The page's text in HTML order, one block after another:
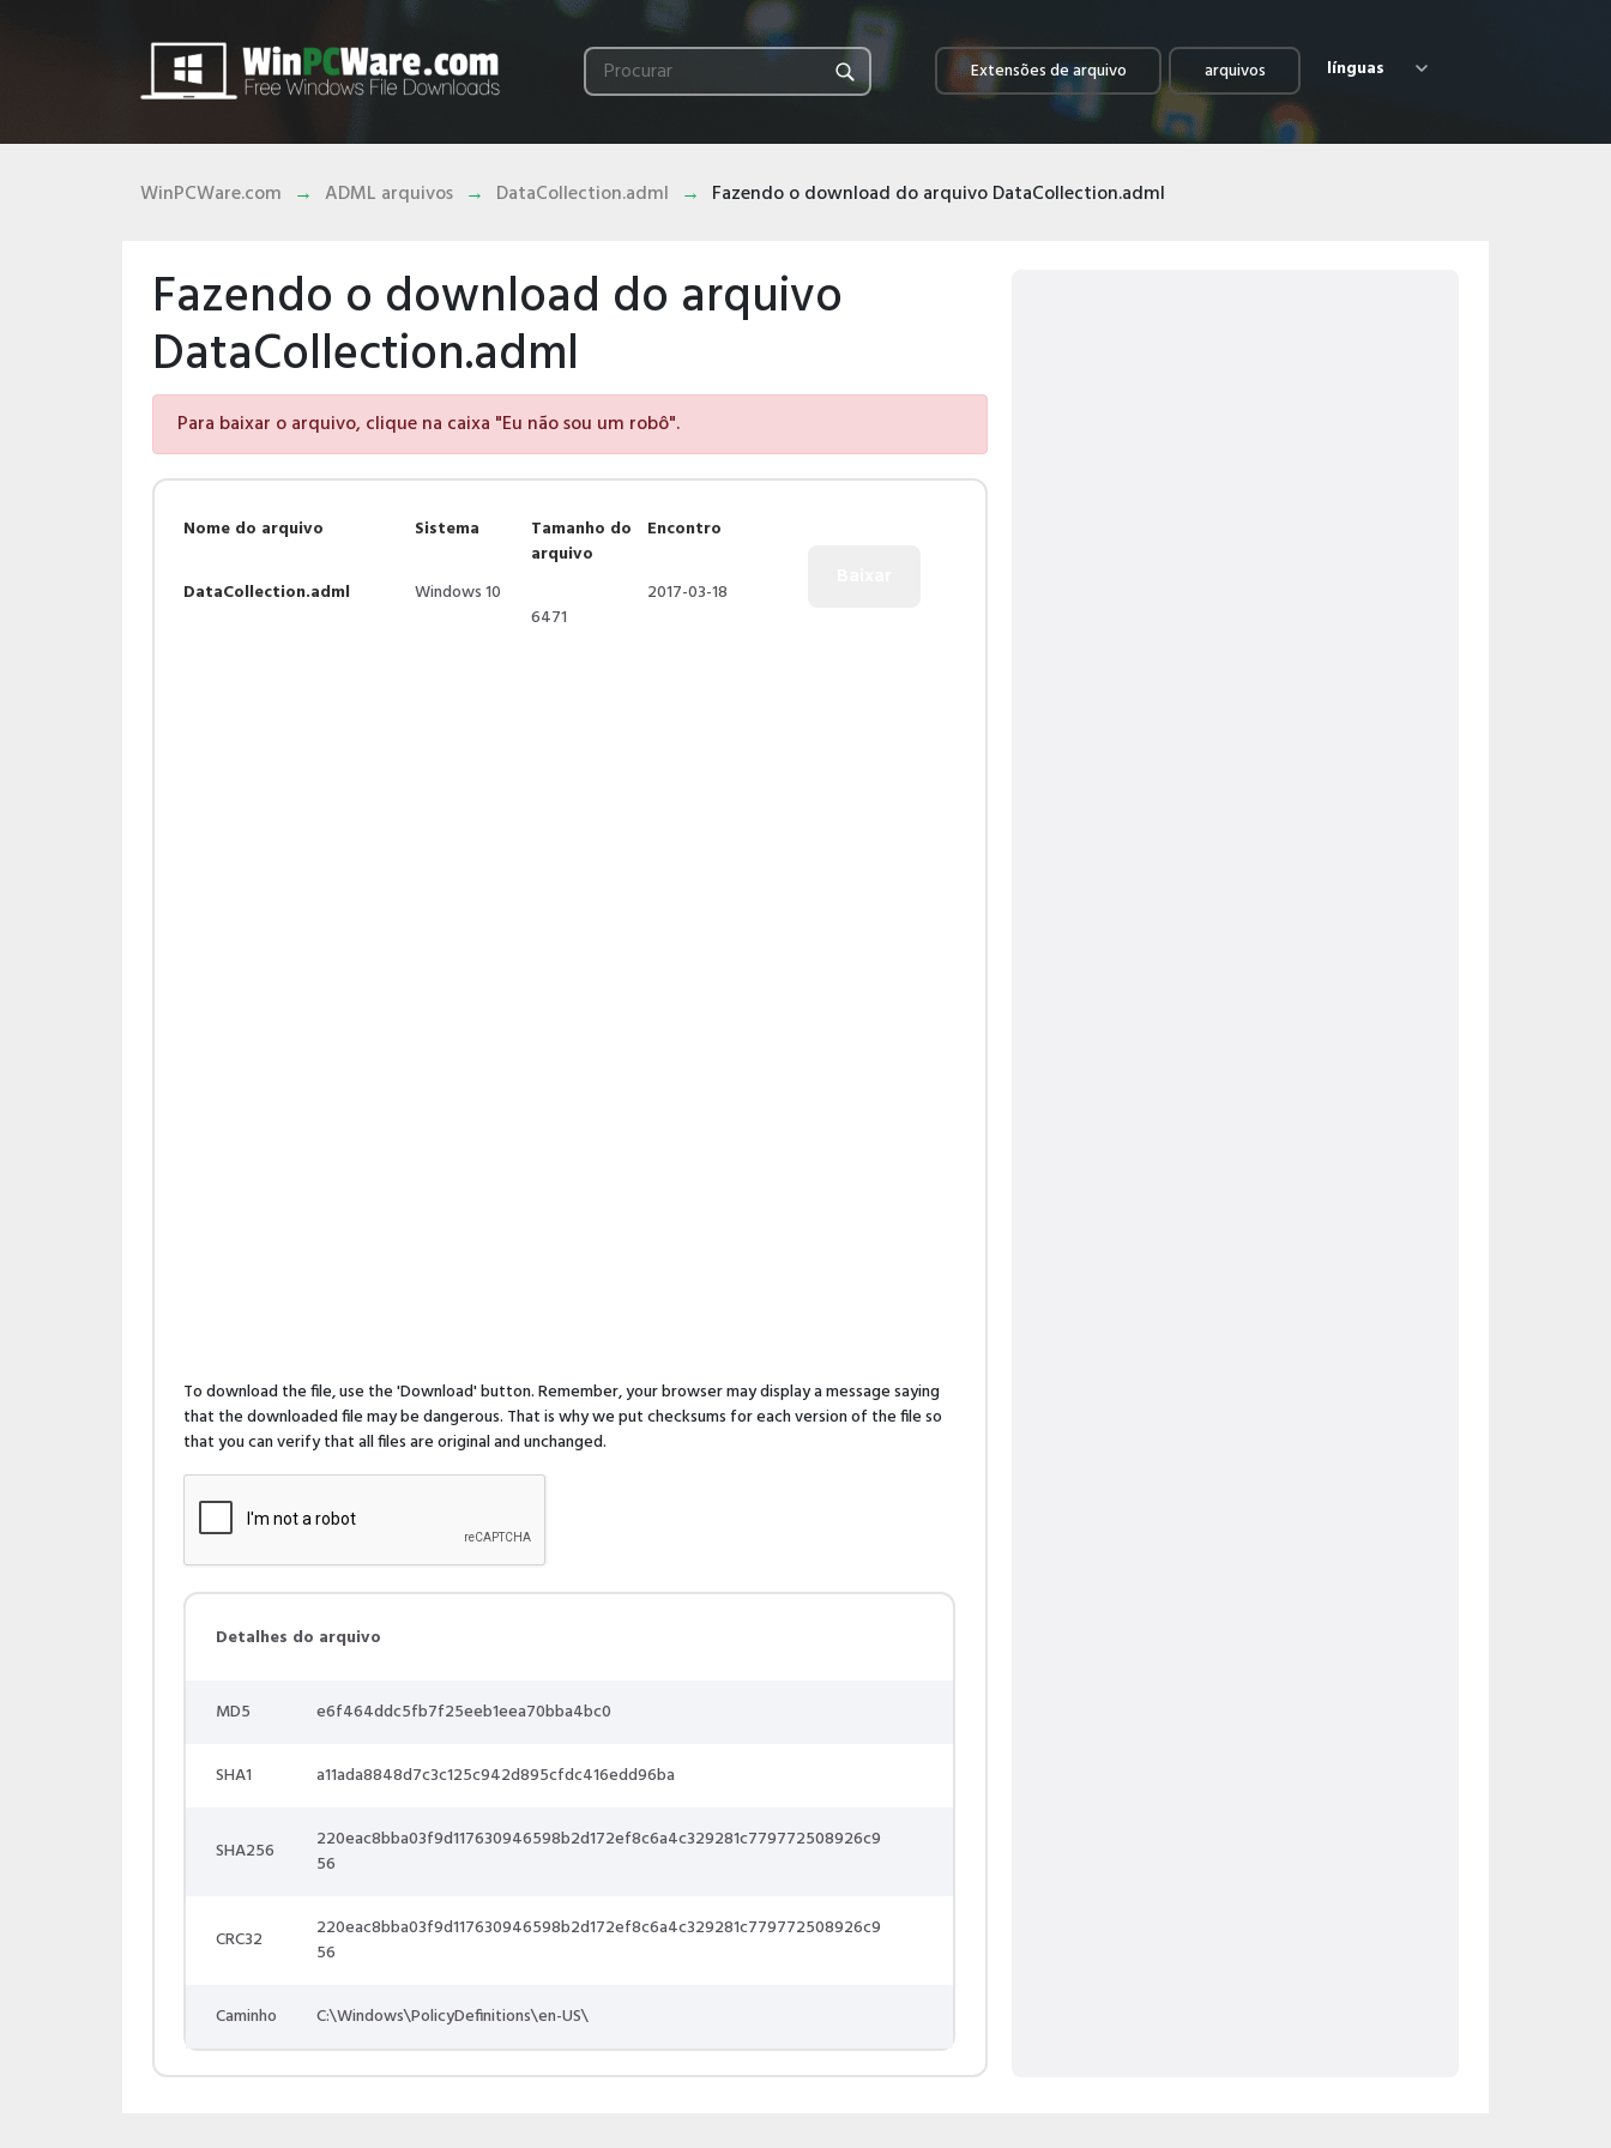
Extensões de arquivo arquivos línguas
WinPCWare.com ADML arquivos DataCollection.adml Fazendo o download do arquivo DataCollection.adml
Fazendo o download do arquivo
DataCollection.adml
Para baixar o arquivo, clique na caixa "Eu não sou um robô".
Nome do arquivo
DataCollection.adml
Sistema
Windows 10
Tamanho do
arquivo
6471
Encontro
2017-03-18
To download the file, use the 'Download' button. Remember, your browser may display a message saying
that the downloaded file may be dangerous. That is why we put checksums for each version of the file so
that you can verify that all files are original and unchanged.
Detalhes do arquivo
MD5 e6f464ddc5fb7f25eeb1eea70bba4bc0
SHA1 a11ada8848d7c3c125c942d895cfdc416edd96ba
SHA256
220eac8bba03f9d117630946598b2d172ef8c6a4c329281c779772508926c9
56
CRC32
220eac8bba03f9d117630946598b2d172ef8c6a4c329281c779772508926c9
56
Caminho C:\Windows\PolicyDefinitions\en-US\